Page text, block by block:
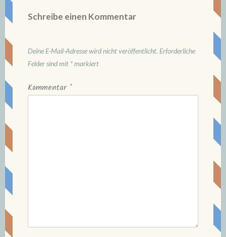
Schreibe einen Kommentar
Deine E-Mail-Adresse wird nicht veröffentlicht. Erforderliche
Felder sind mit *markiert
Kommentar *